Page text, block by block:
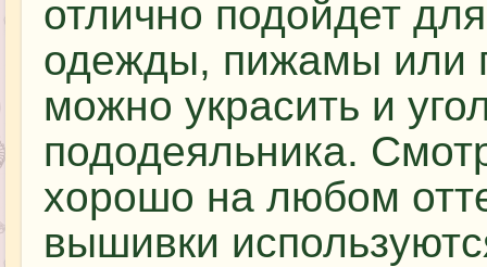
отлично подойдет
одежды, пижамы или
можно украсить и
пододеяльника.
хорошо на любом
вышивки